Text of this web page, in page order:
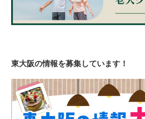
東大阪の情報を募集しています！